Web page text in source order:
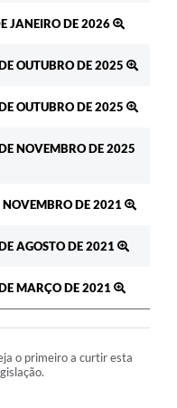
JANEIRO DE 2026
OUTUBRO DE 2025
OUTUBRO DE 2025
NOVEMBRO DE 2025
DE 2021
AGOSTO DE 2021
MARÇO DE 2021
o primeiro a curtir esta